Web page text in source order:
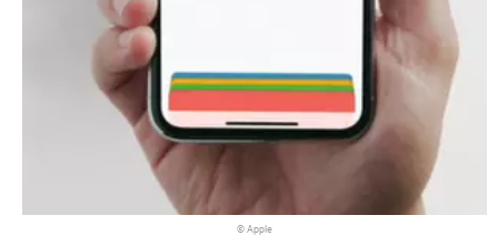
© Apple